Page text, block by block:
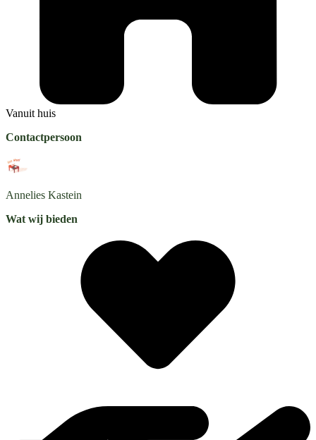
Vanuit huis
Contactpersoon
Annelies Kastein
Wat wij bieden